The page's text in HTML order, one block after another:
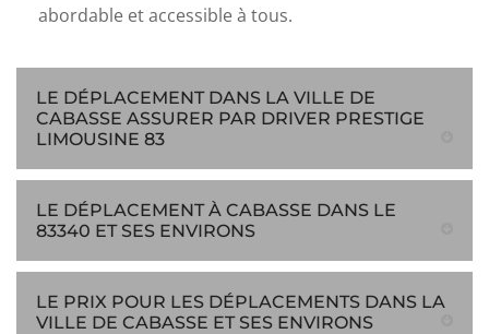
abordable et accessible à tous.
LE DÉPLACEMENT DANS LA VILLE DE
CABASSE ASSURER PAR DRIVER PRESTIGE
LIMOUSINE 83
LE DÉPLACEMENT À CABASSE DANS LE
83340 ET SES ENVIRONS
LE PRIX POUR LES DÉPLACEMENTS DANS LA
VILLE DE CABASSE ET SES ENVIRONS